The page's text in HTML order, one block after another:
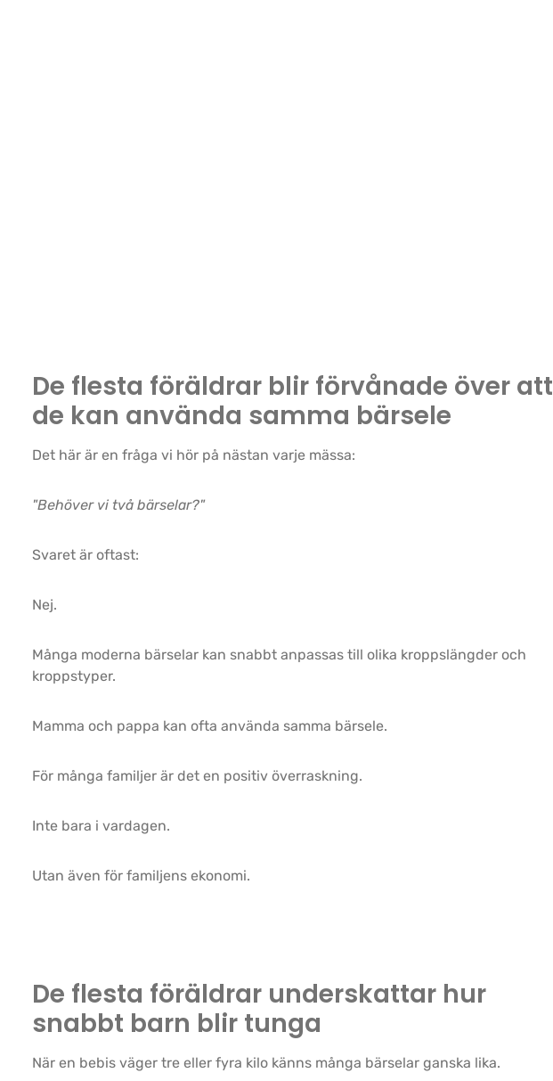
De flesta föräldrar blir förvånade över att
de kan använda samma bärsele
Det här är en fråga vi hör på nästan varje mässa:
"Behöver vi två bärselar?"
Svaret är oftast:
Nej.
Många moderna bärselar kan snabbt anpassas till olika kroppslängder och
kroppstyper.
Mamma och pappa kan ofta använda samma bärsele.
För många familjer är det en positiv överraskning.
Inte bara i vardagen.
Utan även för familjens ekonomi.
De flesta föräldrar underskattar hur
snabbt barn blir tunga
När en bebis väger tre eller fyra kilo känns många bärselar ganska lika.